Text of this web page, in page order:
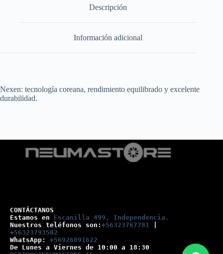
Descripción
Información adicional
Nexen: tecnología coreana, rendimiento equilibrado y excelente
durabilidad.
CONTÁCTANOS
Estamos en Escanilla 499, Independencia.
Nuestros teléfonos son: +56323767781
+56323793502
WhatsApp: +56926891622
De Lunes a Viernes de 10:00 a 18:30